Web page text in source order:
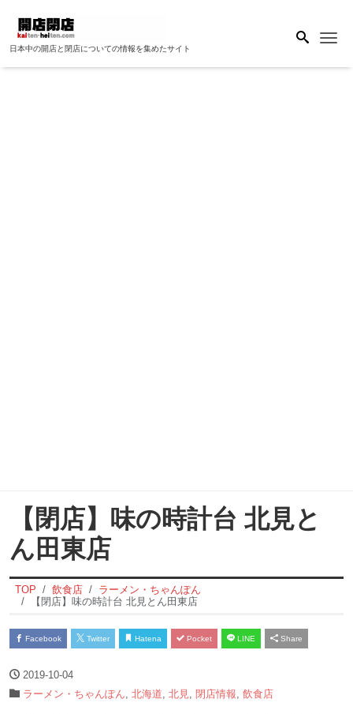
日本中の開店と閉店についての情報を集めたサイト
【閉店】味の時計台 北見と
ん田東店
TOP 飲食店
ラーメン・ちゃんぽん
【閉店】味の時計台 北見とん田東店
Facebook Twitter Hatena Pocket LINE Share
2019-10-04
ラーメン・ちゃんぽん 北海道 北見 閉店情報 飲食店